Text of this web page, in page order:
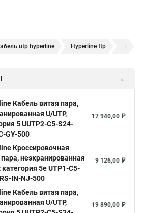
utp hyperline Hyperline ftp
hyperline
Hyperline 305
lszh Кабель витая пара 5e cat
Utp4 cat 5e SFTP витая пара
Cat 6 Витой кабель 5 категории
Кабель ftp витая
Кабель витая пара,
U/UTP,
5 UUTP2-C5-S24-
GY-500
17 940,00 ₽
Кроссировочная
неэкранированная
категория 5e UTP1-C5-
IN-NJ-500
9 126,00 ₽
Кабель витая пара,
U/UTP,
19 890,00 ₽